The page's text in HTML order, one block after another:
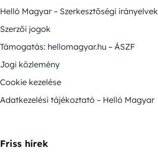
Helló Magyar – Szerkesztőségi irányelvek
Szerzői jogok
Támogatás: hellomagyar.hu – ÁSZF
Jogi közlemény
Cookie kezelése
Adatkezelési tájékoztató – Helló Magyar
Friss hírek